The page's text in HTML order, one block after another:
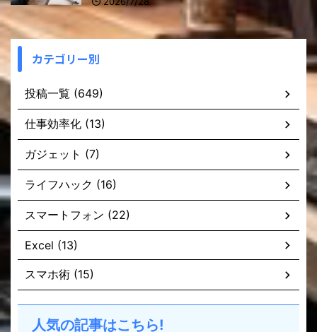
カテゴリー別
投稿一覧 (649)
仕事効率化 (13)
ガジェット (7)
ライフハック (16)
スマートフォン (22)
Excel (13)
スマホ術 (15)
人気の記事はこちら!